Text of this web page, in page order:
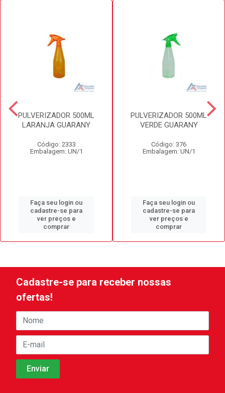
PULVERIZADOR 500ML
LARANJA GUARANY
Código: 2333
Embalagem: UN/1
Faça seu login ou
cadastre-se para
ver preços e
comprar
PULVERIZADOR 500ML
VERDE GUARANY
Código: 376
Embalagem: UN/1
Faça seu login ou
cadastre-se para
ver preços e
comprar
Cadastre-se para receber nossas
ofertas!